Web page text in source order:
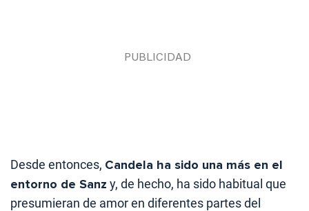
Desde entonces, Candela ha sido una más en el
entorno de Sanz y, de hecho, ha sido habitual que
presumieran de amor en diferentes partes del